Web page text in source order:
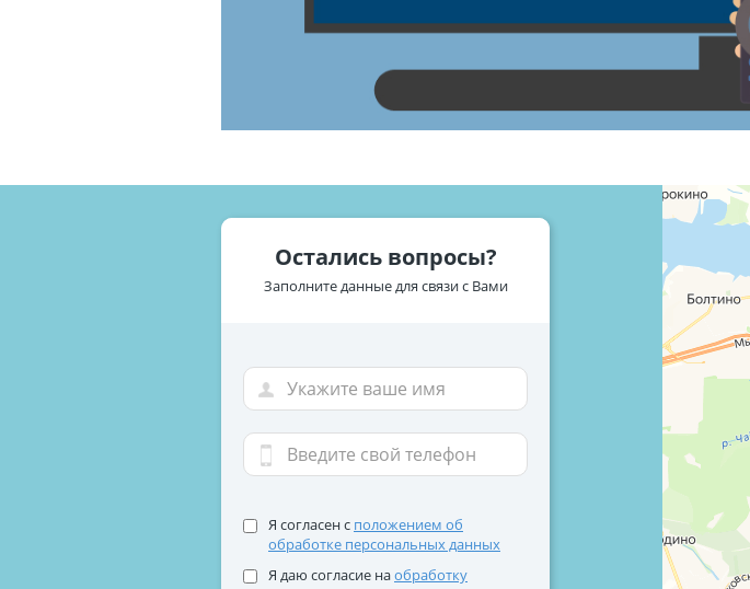
Остались вопросы?
Заполните данные для связи с Вами
Я согласен с положением об
обработке персональных данных
Я даю согласие наобработку